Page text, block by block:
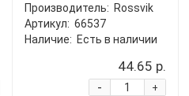
Производитель: Rossvik
Артикул: 66537
Наличие: Есть в наличии
44.65 р.
+
-